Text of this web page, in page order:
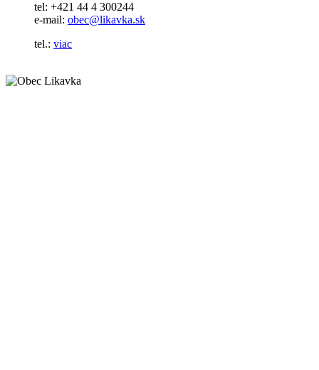
tel: +421 44 4 300244
e-mail: obec@likavka.sk
tel.: viac